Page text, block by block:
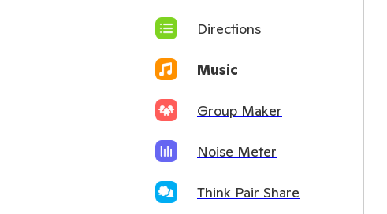
Directions
Music
Group Maker
Noise Meter
Think Pair Share